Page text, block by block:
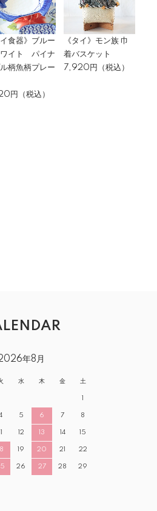
イ食器》ブルー
ワイト パイナ
柄魚柄プレー
円（税込）
《タイ》モン族 巾
着バスケット
7,920円（税込）
年8月
水 木 金 土
1
5 6 7 8
12 13 14 15
19 20 21 22
26 27 28 29